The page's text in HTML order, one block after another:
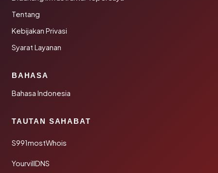
Tentang
Kebijakan Privasi
Syarat Layanan
BAHASA
Bahasa Indonesia
TAUTAN SAHABAT
S991mostWhois
YourvillDNS